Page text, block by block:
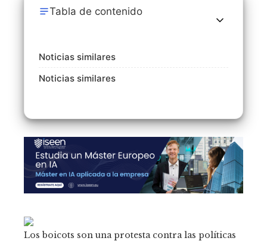
Tabla de contenido
Noticias similares
Noticias similares
Los boicots son una protesta contra las políticas